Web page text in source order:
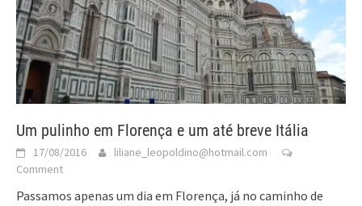
Um pulinho em Florença e um até breve Itália
17/08/2016
liliane_leopoldino@hotmail.com
Comment
Passamos apenas um dia em Florença, já no caminho de